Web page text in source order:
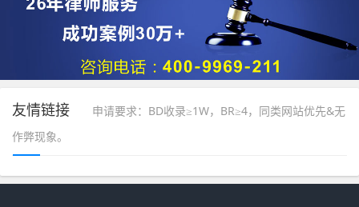
友情链接
申请要求：BD收录≥1W，BR≥4，同类网站优先&无
作弊现象。